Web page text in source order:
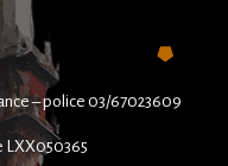
– police 03/67023609
LXX050365